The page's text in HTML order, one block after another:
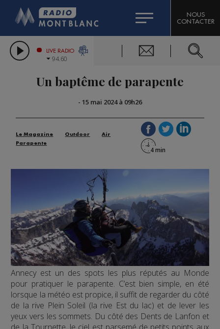
LES CHRONIQUES DE L'EXPERT
CITIZEN MACHINERY
GRAND MASSIF DOMAINES SKIABLES
BIGARD
COMPAGNIE DU MONT-BLANC
NOUS
CONTACTER
LIVE RADIO
94.60
Un baptême de parapente
- 15 mai 2024 à 09h26
Le Magazine Outdoor
Air
Parapente
Annecy est un des spots les plus réputés au Monde
pour pratiquer le parapente. C’est bien simple, en été
lorsque la météo est propice, il suffit de regarder du côté
de la rive Plein Soleil (la rive Est du lac) et de lever les
yeux vers les sommets. Du côté des Dents de Lanfon et